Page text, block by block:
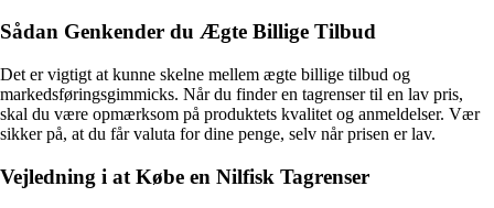
Sådan Genkender du Ægte Billige Tilbud
Det er vigtigt at kunne skelne mellem ægte billige tilbud og
markedsføringsgimmicks. Når du finder en tagrenser til en lav pris,
skal du være opmærksom på produktets kvalitet og anmeldelser. Vær
sikker på, at du får valuta for dine penge, selv når prisen er lav.
Vejledning i at Købe en Nilfisk Tagrenser